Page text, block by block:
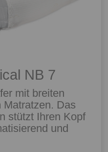
NB 7
mit breiten
Matratzen. Das
stützt Ihren Kopf
und